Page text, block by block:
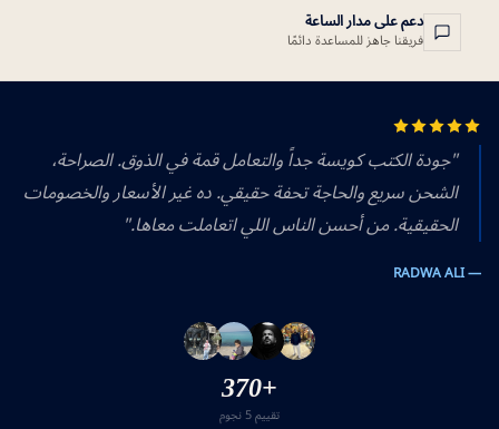
دعم على مدار الساعة
فريقنا جاهز للمساعدة دائمًا
"جودة الكتب كويسة جداً والتعامل قمة في الذوق. الصراحة،
الشحن سريع والحاجة تحفة حقيقي. ده غير الأسعار والخصومات
الحقيقية. من أحسن الناس اللي اتعاملت معاها."
— RADWA ALI
+370
تقييم 5 نجوم